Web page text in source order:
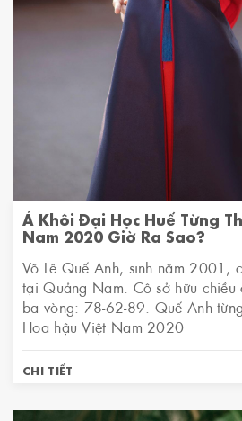
Á Khôi Đại Học Huế Từng
Nam 2020 Giờ Ra Sao?
Võ Lê Quế Anh, sinh năm 2001,
tại Quảng Nam. Cô sở hữu
ba vòng: 78-62-89. Quế Anh
Hoa hậu Việt Nam 2020
CHI TIẾT